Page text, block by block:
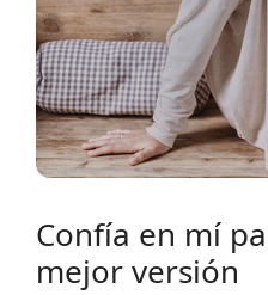
Confía en mí
mejor versión